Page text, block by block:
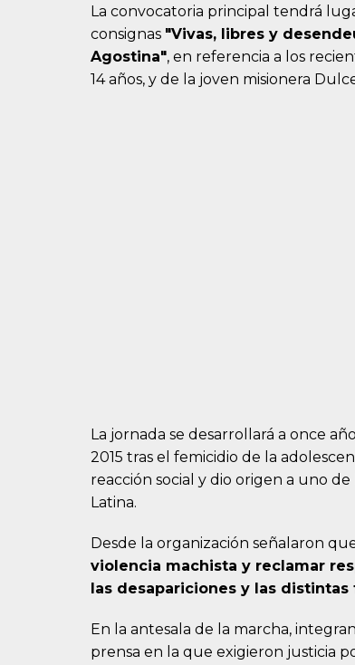
La convocatoria principal tendrá
consignas "Vivas, libres y
Agostina", en referencia a los
14 años, y de la joven misionera
La jornada se desarrollará a once
2015 tras el femicidio de la
reacción social y dio origen a uno
Latina.
Desde la organización señalaron
violencia machista y reclamar
las desapariciones y las
En la antesala de la marcha,
prensa en la que exigieron justicia